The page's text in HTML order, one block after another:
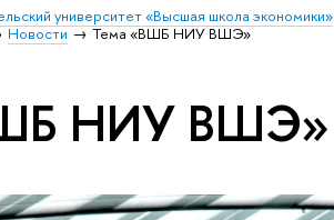
университет «Высшая школа экономики»
Новости Тема «ВШБ НИУ ВШЭ»
НИУ ВШЭ»